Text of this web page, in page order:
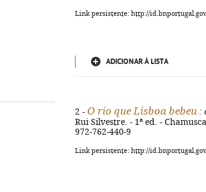
Link persistente: http://
ADICIONAR À LISTA
2 - O rio que Lisboa bebeu :
Rui Silvestre. - 1ª ed. -
972-762-440-9
Link persistente: http://